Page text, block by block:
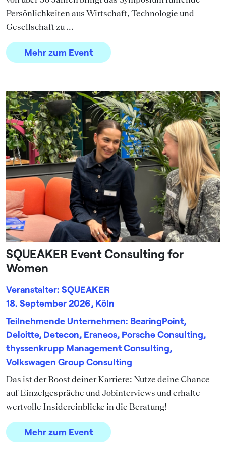
Persönlichkeiten aus Wirtschaft, Technologie und
Gesellschaft zu ...
Mehr zum Event
SQUEAKER Event Consulting for
Women
Veranstalter: SQUEAKER
18. September 2026, Köln
Teilnehmende Unternehmen: BearingPoint,
Deloitte, Detecon, Eraneos, Porsche Consulting,
thyssenkrupp Management Consulting,
Volkswagen Group Consulting
Das ist der Boost deiner Karriere: Nutze deine Chance
auf Einzelgespräche und Jobinterviews und erhalte
wertvolle Insidereinblicke in die Beratung!
Mehr zum Event